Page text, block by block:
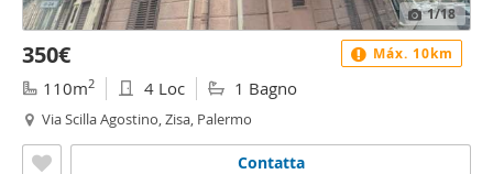
1/18
350€
110m2 4 Loc 1 Bagno
Via Scilla Agostino, Zisa, Palermo
Contatta
Máx. 10km